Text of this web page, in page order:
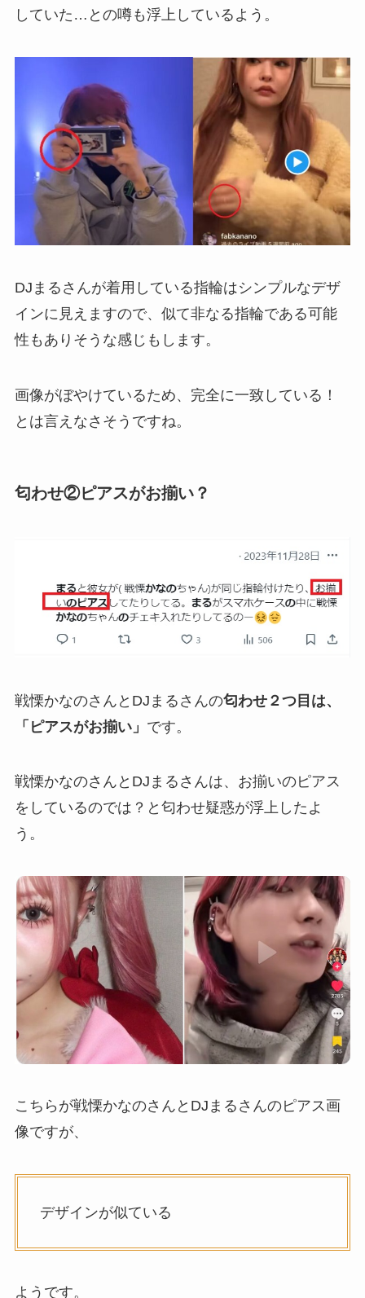
していた…との噂も浮上しているよう。
DJまるさんが着用している指輪はシンプルなデザ
インに見えますので、似て非なる指輪である可能
性もありそうな感じもします。
画像がぼやけているため、完全に一致している！
とは言えなさそうですね。
匂わせ②ピアスがお揃い？
戦慄かなのさんとDJまるさんの匂わせ２つ目は、
「ピアスがお揃い」 です。
戦慄かなのさんとDJまるさんは、お揃いのピアス
をしているのでは？と匂わせ疑惑が浮上したよ
う。
こちらが戦慄かなのさんとDJまるさんのピアス画
像ですが、
デザインが似ている
ようです。